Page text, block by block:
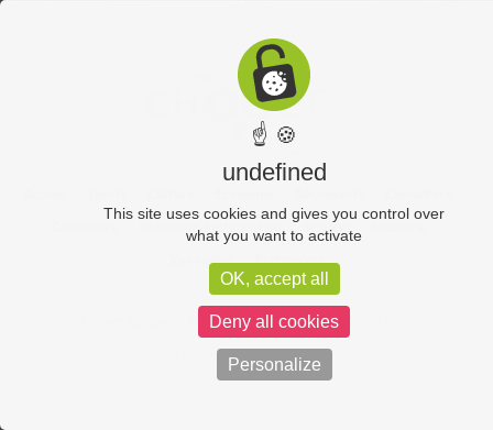
Hôtellerie-Restauration Services
Vos vidéos
Partenaires
Mentions légales
Administration
Politique de confidentialité
☝ 🍪
undefined
This site uses cookies and gives you control over
what you want to activate
OK, accept all
Deny all cookies
Personalize